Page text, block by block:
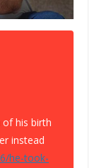
his birth
instead
he-took-